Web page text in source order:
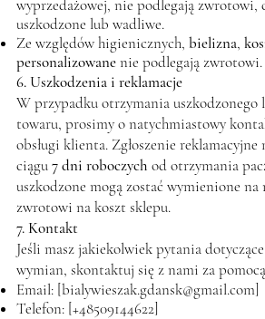
wyprzedażowej, nie podlegają zwrotowi,
uszkodzone lub wadliwe.
Ze względów higienicznych, bielizna,
personalizowanenie podlegają zwrotowi.
6. Uszkodzenia i reklamacje
W przypadku otrzymania uszkodzonego
towaru, prosimy o natychmiastowy
obsługi klienta. Zgłoszenie reklamacyjne
ciągu7 dni roboczych od otrzymania
uszkodzone mogą zostać wymienione na
zwrotowi na koszt sklepu.
7. Kontakt
Jeśli masz jakiekolwiek pytania
wymian, skontaktuj się z nami za
Email: [bialywieszak.gdansk@gmail.com]
Telefon: [+48509144622]